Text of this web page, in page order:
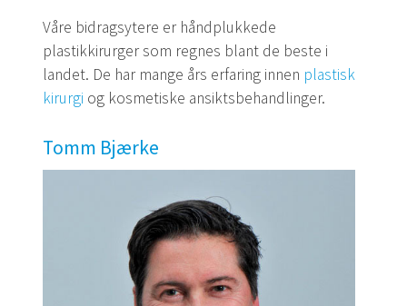
Våre bidragsytere er håndplukkede
plastikkirurger som regnes blant de beste i
landet. De har mange års erfaring innen plastisk
kirurgi og kosmetiske ansiktsbehandlinger.
Tomm Bjærke